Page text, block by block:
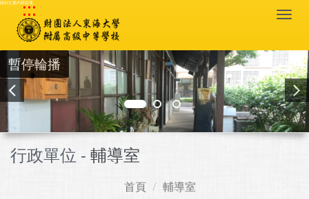
跳到主要內容區塊
:::
暫停輪播
行政單位 - 輔導室
首頁 輔導室